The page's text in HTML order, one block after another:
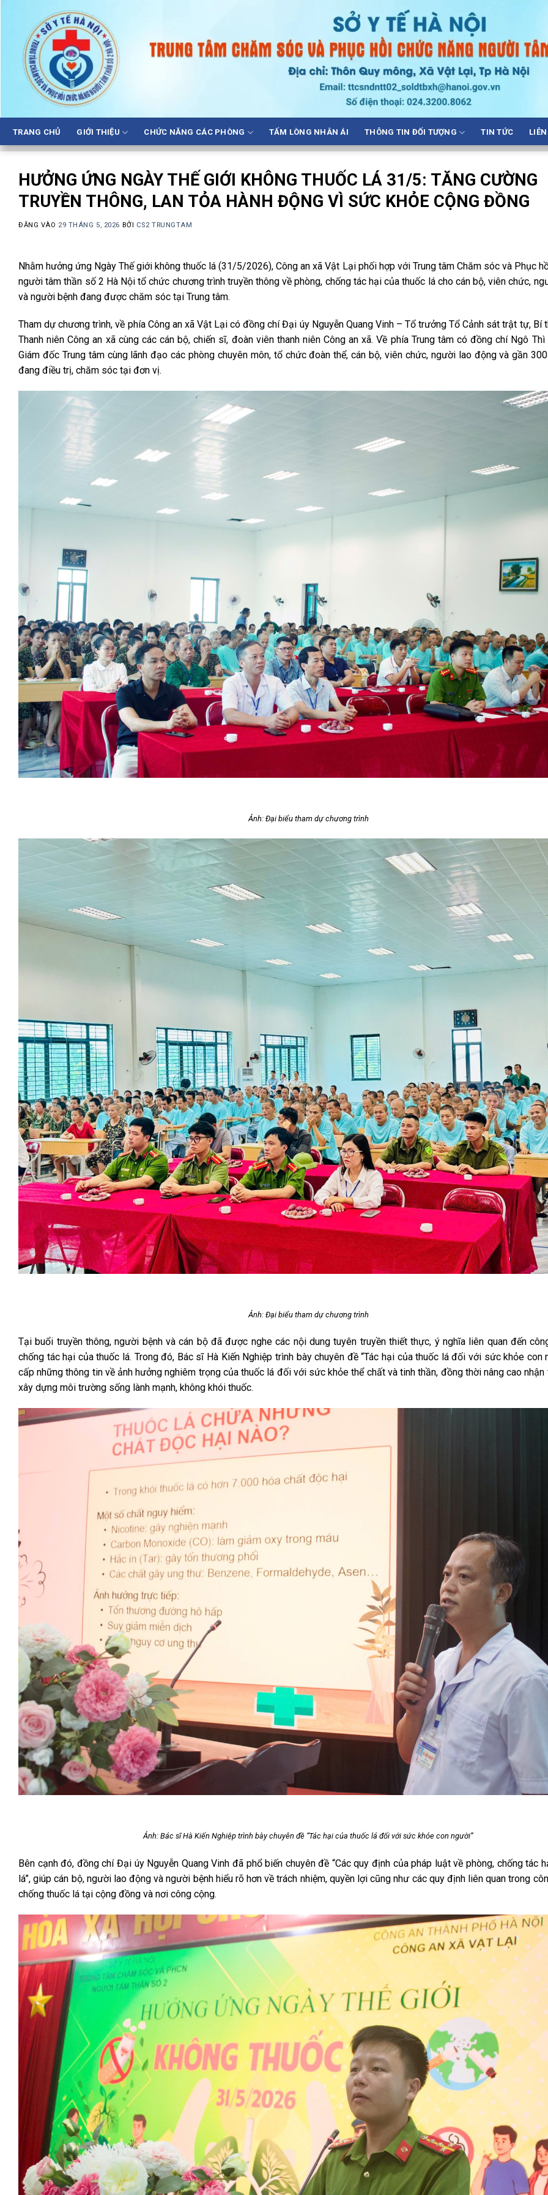
TRANG CHỦ GIỚI THIỆU CHỨC NĂNG CÁC PHÒNG TẤM LÒNG NHÂN ÁI THÔNG TIN ĐỐI TƯỢNG TIN TỨC
HƯỞNG ỨNG NGÀY THẾ GIỚI KHÔNG THUỐC LÁ 31/5: TĂNG CƯỜNG
TRUYỀN THÔNG, LAN TỎA HÀNH ĐỘNG VÌ SỨC KHỎE CỘNG ĐỒNG
ĐĂNG VÀO 29 THÁNG 5, 2026 BỞI CS2 TRUNGTAM
Nhằm hưởng ứng Ngày Thế giới không thuốc lá (31/5/2026), Công an xã Vật Lại phối hợp với Trung tâm Chăm sóc và Phục
người tâm thần số 2 Hà Nội tổ chức chương trình truyền thông về phòng, chống tác hại của thuốc lá cho cán bộ, viên chức,
và người bệnh đang được chăm sóc tại Trung tâm.
Tham dự chương trình, về phía Công an xã Vật Lại có đồng chí Đại úy Nguyễn Quang Vinh – Tổ trưởng Tổ Cảnh sát trật tự, Bí
Thanh niên Công an xã cùng các cán bộ, chiến sĩ, đoàn viên thanh niên Công an xã. Về phía Trung tâm có đồng chí Ngô
Giám đốc Trung tâm cùng lãnh đạo các phòng chuyên môn, tổ chức đoàn thể, cán bộ, viên chức, người lao động và gần
đang điều trị, chăm sóc tại đơn vị.
Ảnh: Đại biểu tham dựchươngtrình
Ảnh: Đại biểu tham dựchươngtrình
Tại buổi truyền thông, người bệnh và cán bộ đã được nghe các nội dung tuyên truyền thiết thực, ý nghĩa liên quan đến
chống tác hại của thuốc lá. Trong đó, Bác sĩ Hà Kiến Nghiệp trình bày chuyên đề “Tác hại của thuốc lá đối với sức khỏe con
cấp những thông tin về ảnh hưởng nghiêm trọng của thuốc lá đối với sức khỏe thể chất và tinh thần, đồng thời nâng cao
xây dựng môi trường sống lành mạnh, không khói thuốc.
Ảnh: Bác sĩ Hà Kiến Nghiệp trình bày chuyên đề “Tác hại của thuốc lá đối với sức khỏe con người”
Bên cạnh đó, đồng chí Đại úy Nguyễn Quang Vinh đã phổ biến chuyên đề “Các quy định của pháp luật về phòng, chống tác
lá”, giúp cán bộ, người lao động và người bệnh hiểu rõ hơn về trách nhiệm, quyền lợi cũng như các quy định liên quan trong
chống thuốc lá tại cộng đồng và nơi công cộng.